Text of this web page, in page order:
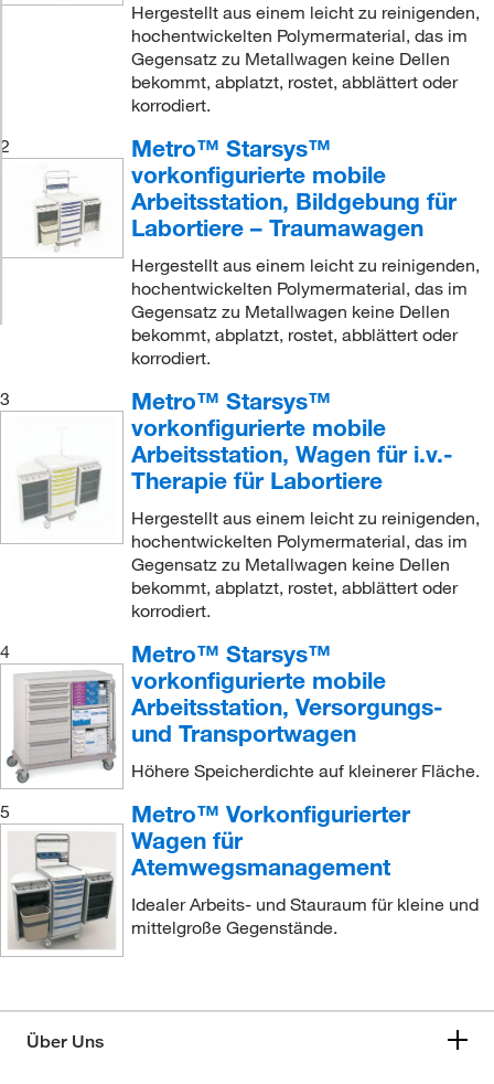
Hergestellt aus einem leicht zu reinigenden,
hochentwickelten Polymermaterial, das im
Gegensatz zu Metallwagen keine Dellen
bekommt, abplatzt, rostet, abblättert oder
korrodiert.
2
Metro™ Starsys™
vorkonfigurierte mobile
Arbeitsstation, Bildgebung für
Labortiere – Traumawagen
Hergestellt aus einem leicht zu reinigenden,
hochentwickelten Polymermaterial, das im
Gegensatz zu Metallwagen keine Dellen
bekommt, abplatzt, rostet, abblättert oder
korrodiert.
3
Metro™ Starsys™
vorkonfigurierte mobile
Arbeitsstation, Wagen für i.v.-
Therapie für Labortiere
Hergestellt aus einem leicht zu reinigenden,
hochentwickelten Polymermaterial, das im
Gegensatz zu Metallwagen keine Dellen
bekommt, abplatzt, rostet, abblättert oder
korrodiert.
4
Metro™ Starsys™
vorkonfigurierte mobile
Arbeitsstation, Versorgungs-
und Transportwagen
Höhere Speicherdichte auf kleinerer Fläche.
5
Metro™ Vorkonfigurierter
Wagen für
Atemwegsmanagement
Idealer Arbeits- und Stauraum für kleine und
mittelgroße Gegenstände.
Über Uns